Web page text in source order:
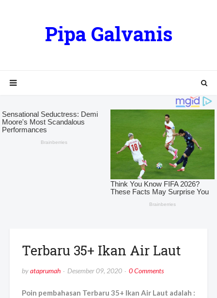
Pipa Galvanis
Terbaru 35+ Ikan Air Laut
byataprumah Desember 09, 2020 0 Comments
Poin pembahasan Terbaru 35+ Ikan Air Laut adalah :